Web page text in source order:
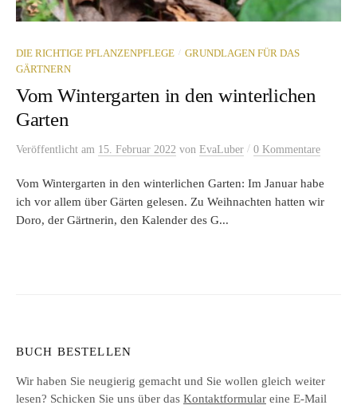
DIE RICHTIGE PFLANZENPFLEGE / GRUNDLAGEN FÜR DAS
GÄRTNERN
Vom Wintergarten in den winterlichen
Garten
Veröffentlicht am 15. Februar 2022 von EvaLuber / 0 Kommentare
Vom Wintergarten in den winterlichen Garten: Im Januar habe
ich vor allem über Gärten gelesen. Zu Weihnachten hatten wir
Doro, der Gärtnerin, den Kalender des G...
BUCH BESTELLEN
Wir haben Sie neugierig gemacht und Sie wollen gleich weiter
lesen? Schicken Sie uns über das Kontaktformular eine E-Mail